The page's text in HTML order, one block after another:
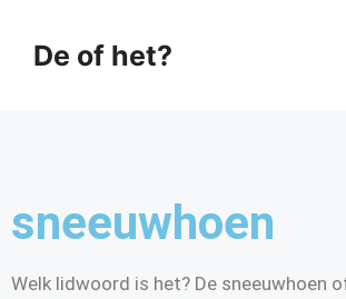
De of het?
sneeuwhoen
Welk lidwoord is het? De sneeuwhoen